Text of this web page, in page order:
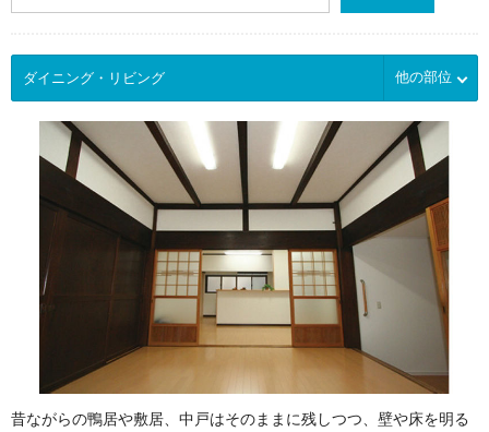
他の部位
昔ながらの鴨居や敷居、中戸はそのままに残しつつ、壁や床を明る